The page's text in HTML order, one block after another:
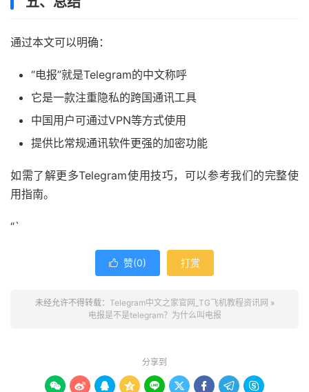
通过本文可以明确：
“电报”就是Telegram的中文称呼
它是一款注重隐私的跨国通讯工具
中国用户可通过VPN等方式使用
提供比常规通讯软件更强的加密功能
如需了解更多Telegram使用技巧，可以参考我们的完整使
用指南。
“`
 赞(0) 打赏
未经允许不得转载： Telegram中文之家官网_TG飞机教程资讯网 »
电报是不是telegram？为什么叫电报
分享到
        